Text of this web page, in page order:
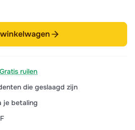
ruilen
die geslaagd zijn
je betaling